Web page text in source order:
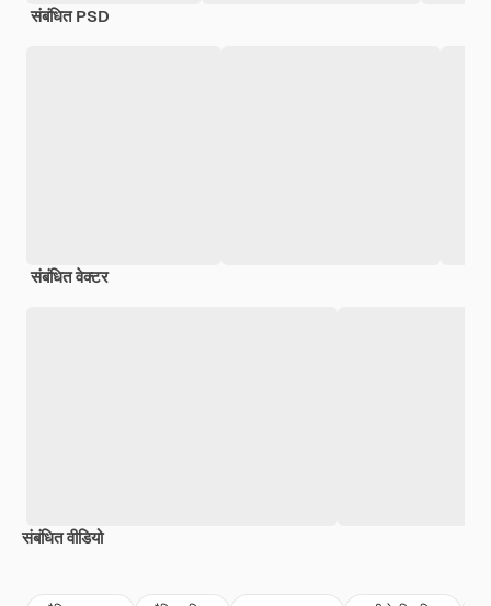
संबंधित PSD
संबंधित वेक्टर
संबंधित वीडियो